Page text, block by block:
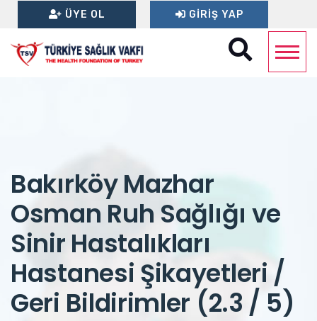
ÜYE OL GIRIŞ YAP
Bakırköy Mazhar
Osman Ruh Sağlığı ve
Sinir Hastalıkları
Hastanesi Şikayetleri /
Geri Bildirimler (2.3 / 5)